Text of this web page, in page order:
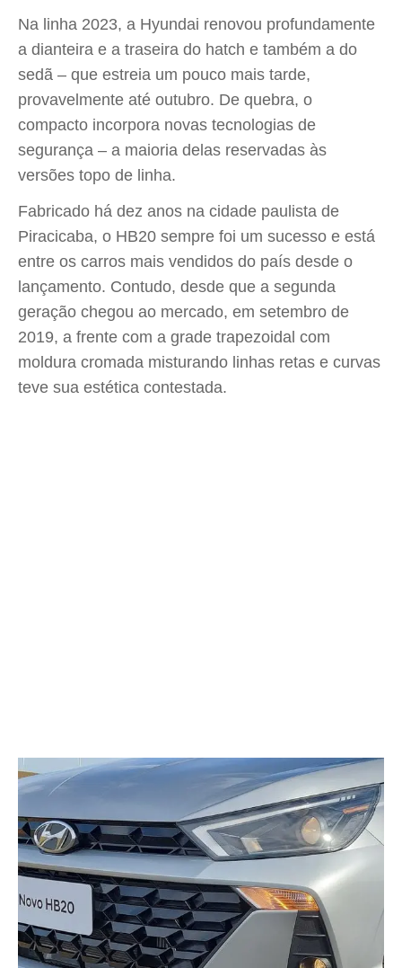
Na linha 2023, a Hyundai renovou profundamente
a dianteira e a traseira do hatch e também a do
sedã – que estreia um pouco mais tarde,
provavelmente até outubro. De quebra, o
compacto incorpora novas tecnologias de
segurança – a maioria delas reservadas às
versões topo de linha.
Fabricado há dez anos na cidade paulista de
Piracicaba, o HB20 sempre foi um sucesso e está
entre os carros mais vendidos do país desde o
lançamento. Contudo, desde que a segunda
geração chegou ao mercado, em setembro de
2019, a frente com a grade trapezoidal com
moldura cromada misturando linhas retas e curvas
teve sua estética contestada.